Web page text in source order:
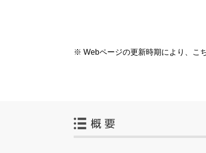
※ Webページの更新時期により、こ